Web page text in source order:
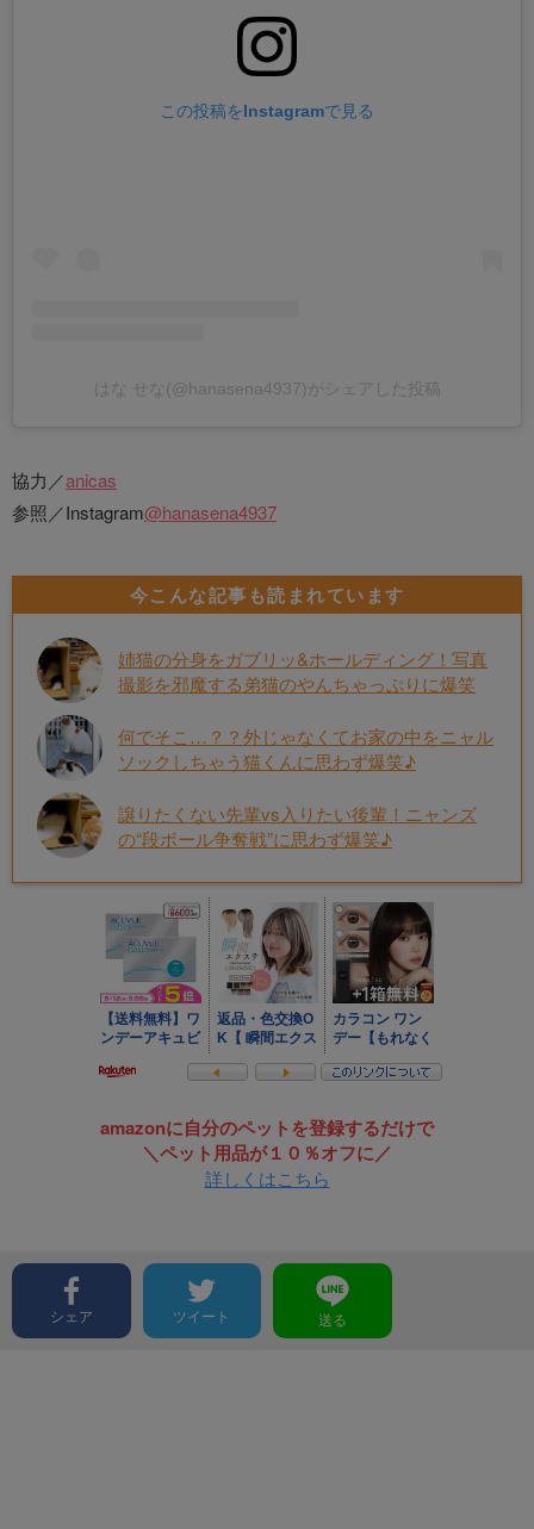
この投稿をInstagramで見る
はな せな(@hanasena4937)がシェアした投稿
協力／anicas
参照／Instagram@hanasena4937
今こんな記事も読まれています
姉猫の分身をガブリッ&ホールディング！写真
撮影を邪魔する弟猫のやんちゃっぷりに爆笑
何でそこ…？？外じゃなくてお家の中をニャル
ソックしちゃう猫くんに思わず爆笑♪
譲りたくない先輩vs入りたい後輩！ニャンズ
の“段ボール争奪戦”に思わず爆笑♪
amazonに自分のペットを登録するだけで
＼ペット用品が１０％オフに／
詳しくはこちら
シェア ツイート 送る